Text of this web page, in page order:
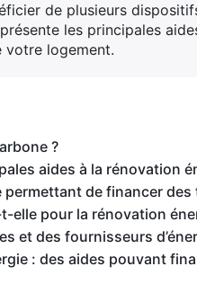
de plusieurs
les principales
votre logement.
?
aides à la rénovation
permettant de financer
elle pour la rénovation
et des fournisseurs
: des aides pouvant